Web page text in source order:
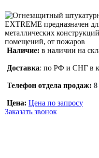
Наличие: в наличии на
Доставка: по РФ и СНГ в
Телефон отдела продаж: 8
Цена: Цена по запросу
Заказать звонок